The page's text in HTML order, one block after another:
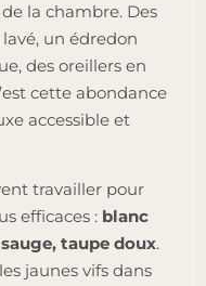
la chambre. Des
un édredon
des oreillers en
cette abondance
accessible et
travailler pour
efficaces : blanc
taupe doux.
jaunes vifs dans